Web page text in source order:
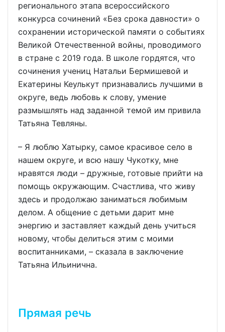
регионального этапа всероссийского
конкурса сочинений «Без срока давности» о
сохранении исторической памяти о событиях
Великой Отечественной войны, проводимого
в стране с 2019 года. В школе гордятся, что
сочинения учениц Натальи Бермишевой и
Екатерины Кеулькут признавались лучшими в
округе, ведь любовь к слову, умение
размышлять над заданной темой им привила
Татьяна Тевляны.
– Я люблю Хатырку, самое красивое село в
нашем округе, и всю нашу Чукотку, мне
нравятся люди – дружные, готовые прийти на
помощь окружающим. Счастлива, что живу
здесь и продолжаю заниматься любимым
делом. А общение с детьми дарит мне
энергию и заставляет каждый день учиться
новому, чтобы делиться этим с моими
воспитанниками, – сказала в заключение
Татьяна Ильинична.
Прямая речь